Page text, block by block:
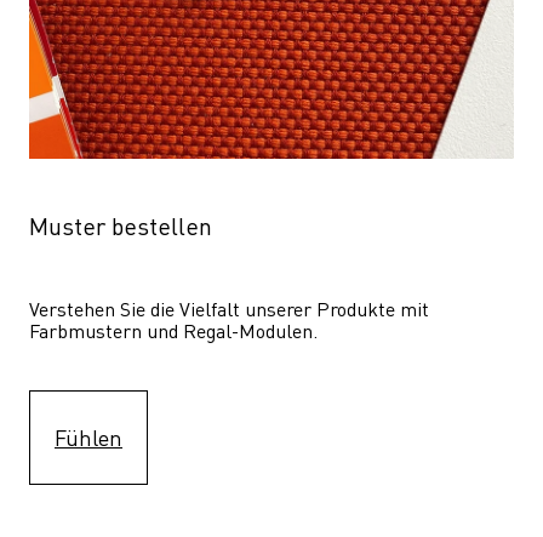
Muster bestellen
Verstehen Sie die Vielfalt unserer Produkte mit
Farbmustern und Regal-Modulen.
Fühlen